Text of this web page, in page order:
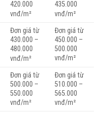
420.000
vnđ/m²
435.000
vnđ/m²
Đơn giá từ
430.000 –
480.000
vnđ/m²
Đơn giá từ
450.000 –
500.000
vnđ/m²
Đơn giá từ
500.000 –
550.000
vnđ/m²
Đơn giá từ
510.000 –
565.000
vnđ/m²